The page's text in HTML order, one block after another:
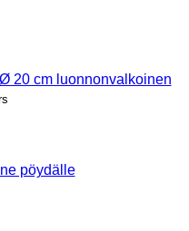
20 cm luonnonvalkoinen
pöydälle